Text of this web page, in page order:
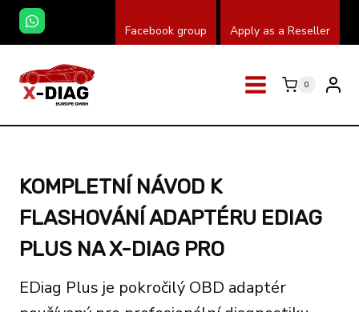
Přeskočit
Facebook group Apply as a Reseller
0
KOMPLETNÍ NÁVOD K
FLASHOVÁNÍ ADAPTÉRU EDIAG
PLUS NA X-DIAG PRO
EDiag Plus je pokročilý OBD adaptér